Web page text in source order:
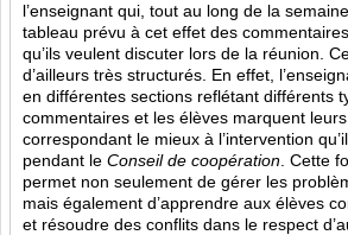
l’enseignant qui, tout au long de la
tableau prévu à cet effet des
qu’ils veulent discuter lors de la réunion.
d’ailleurs très structurés. En effet,
en différentes sections reflétant différents
commentaires et les élèves marquent
correspondant le mieux à l’intervention
pendant le Conseil de coopération . Cette
permet non seulement de gérer les
mais également d’apprendre aux élèves
et résoudre des conflits dans le respect